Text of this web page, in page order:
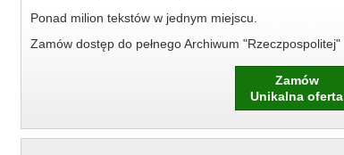
Ponad milion tekstów w jednym miejscu.
Zamów dostęp do pełnego Archiwum "Rzeczpospolitej"
Zamów
Unikalna oferta